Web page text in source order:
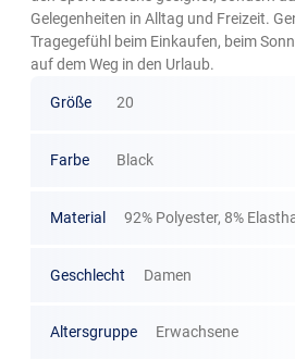
Gelegenheiten in Alltag und Freizeit.
Tragegefühl beim Einkaufen, beim
auf dem Weg in den Urlaub.
Größe 20
Farbe Black
Material 92% Polyester, 8%
Geschlecht Damen
Altersgruppe Erwachsene